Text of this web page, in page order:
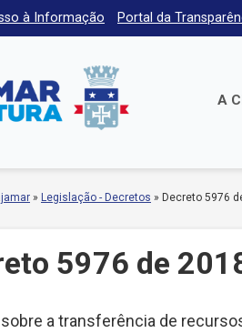
à Informação Portal da
A
» Legislação - Decretos » Decreto 5976
5976 de
sobre a transferência de